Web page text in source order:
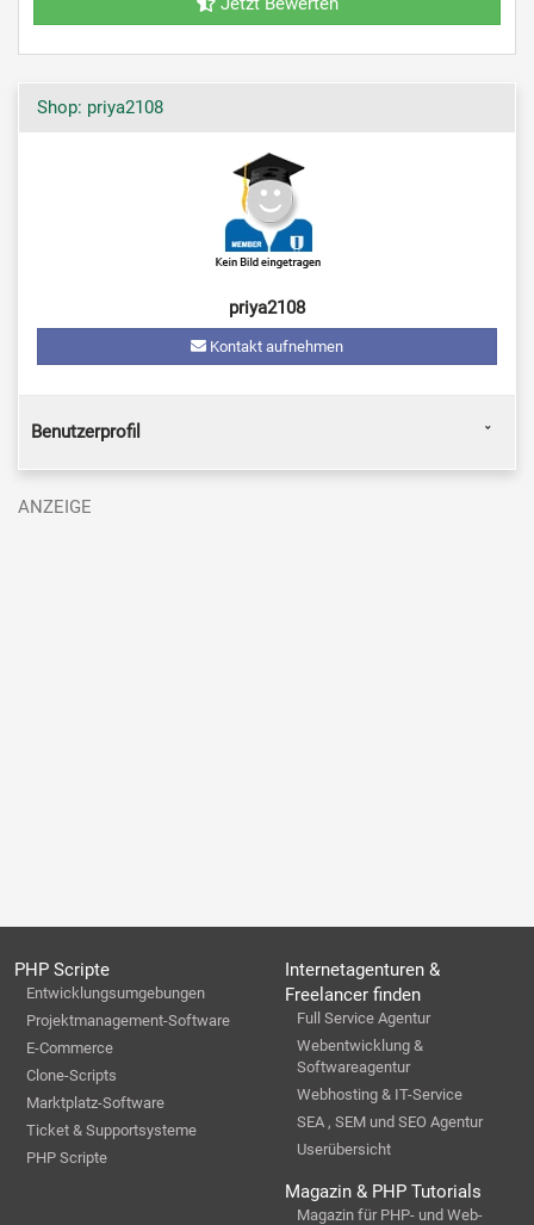
Shop: priya2108
priya2108
Kontakt aufnehmen
Benutzerprofil
PHP Scripte
Entwicklungsumgebungen
Projektmanagement-Software
E-Commerce
Clone-Scripts
Marktplatz-Software
Ticket & Supportsysteme
PHP Scripte
Internetagenturen &
Freelancer finden
Full Service Agentur
Webentwicklung &
Softwareagentur
Webhosting & IT-Service
SEA , SEM und SEO Agentur
Userübersicht
Magazin & PHP Tutorials
Magazin für PHP- und Web-